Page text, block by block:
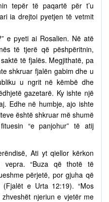
tepër të paqartë për t’u
ia drejtoi pyetjen të vetmit
e pyeti ai Rosalien. Në atë
të tjerë që pëshpëritnin,
të fjalës. Megjithatë, pa
shkruar fjalën gabim dhe u
u ngrit në këmbë dhe
gazetarë. Ky ishte një
Edhe në humbje, ajo ishte
është shkruar më shumë
“e panjohur” të atij
Ati yt qiellor kërkon
vepra. “Buza që thotë të
përjetë, por gjuha që
e Urta 12:19). “Mos
njeriun e vjetër me